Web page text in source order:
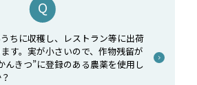
ちに収穫し、レストラン等に出荷
す。実が小さいので、作物残留が
んきつ”に登録のある農薬を使用し